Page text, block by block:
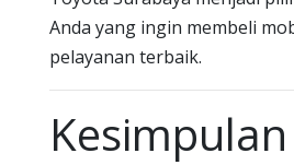
Anda yang ingin membeli
pelayanan terbaik.
Kesimpulan